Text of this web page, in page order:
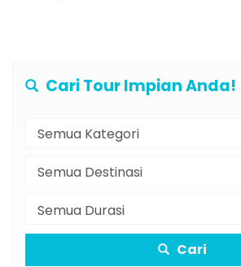
Cari Tour Impian Anda!
Cari